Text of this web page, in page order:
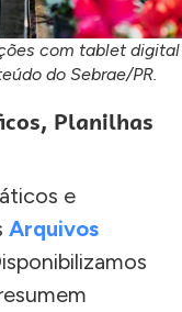
com tablet digital
do Sebrae/PR.
Planilhas
e
Arquivos